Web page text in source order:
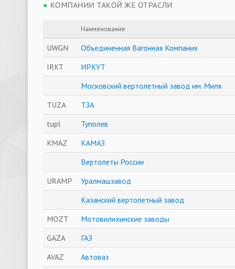
● КОМПАНИИ ТАКОЙ ЖЕ ОТРАСЛИ
Наименование
UWGN Объединенная Вагонная Компания
IRKT
ИРКУТ
Московский вертолетный завод им. Миля
TUZA
ТЗА
tupl
Туполев
KMAZ
КАМАЗ
Вертолеты России
URAMP
Уралмашзавод
Казанский вертолетный завод
MOZT
Мотовилихинские заводы
GAZA
ГАЗ
AVAZ
Автоваз